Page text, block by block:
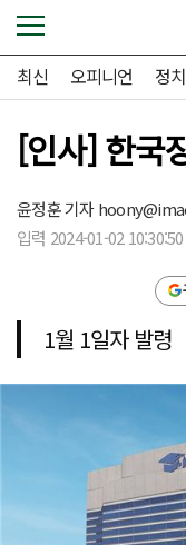
최신 오피니언 정치
[인사] 한국
윤정훈 기자
입력 2024-01-02 10:30:50
1월 1일자 발령